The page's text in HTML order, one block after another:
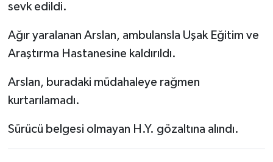
sevk edildi.
Ağır yaralanan Arslan, ambulansla Uşak Eğitim ve
Araştırma Hastanesine kaldırıldı.
Arslan, buradaki müdahaleye rağmen
kurtarılamadı.
Sürücü belgesi olmayan H.Y. gözaltına alındı.